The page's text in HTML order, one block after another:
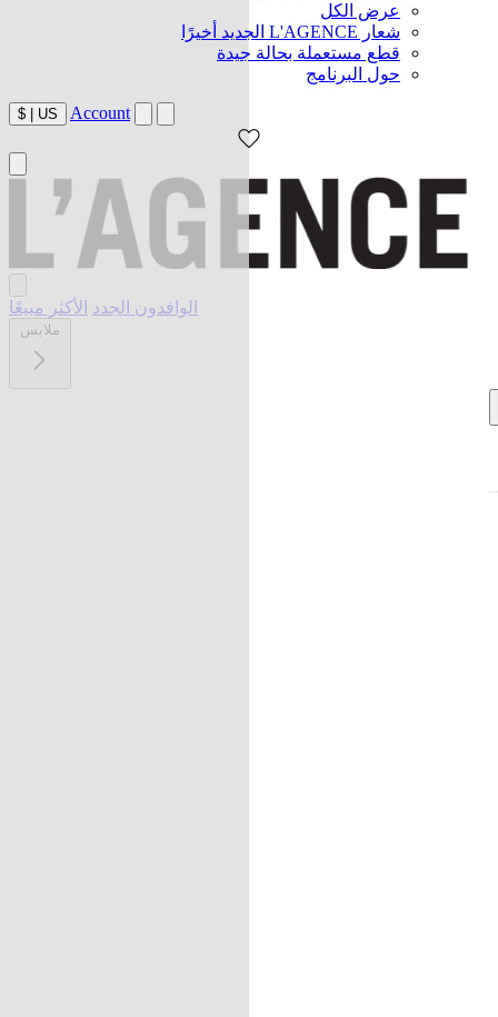
عرض الكل
شعار L'AGENCE الجديد أخيرًا
قطع مستعملة بحالة جيدة
حول البرنامج
US
$ Account
الوافدون الجدد الأكثر مبيعًا
ملابس